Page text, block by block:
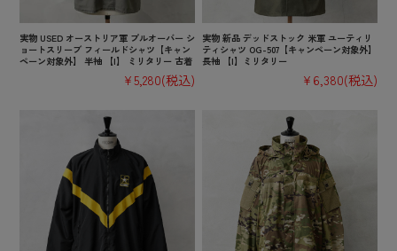
実物 USED オーストリア軍 プルオーバー シ
ョートスリーブ フィールドシャツ【キャン
ペーン対象外】 半袖 【I】 ミリタリー 古着
¥5,280(税込)
実物 新品 デッドストック 米軍 ユーティリ
ティシャツ OG-507【キャンペーン対象外】
長袖 【I】ミリタリー
¥6,380(税込)